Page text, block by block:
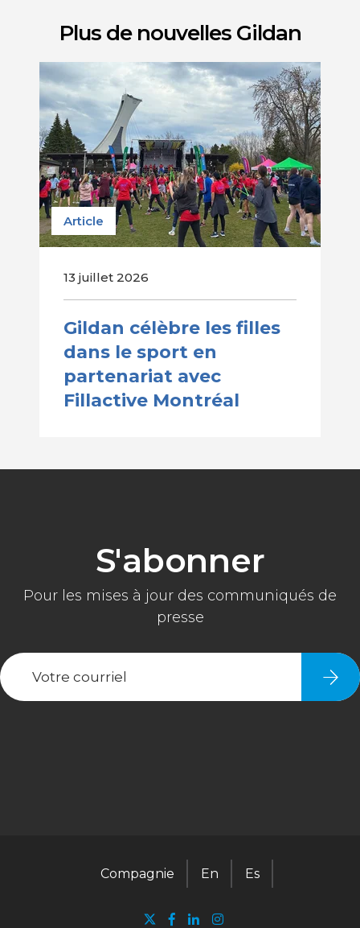
Plus de nouvelles Gildan
Article
13 juillet 2026
Gildan célèbre les filles
dans le sport en
partenariat avec
Fillactive Montréal
Compagnie En Es